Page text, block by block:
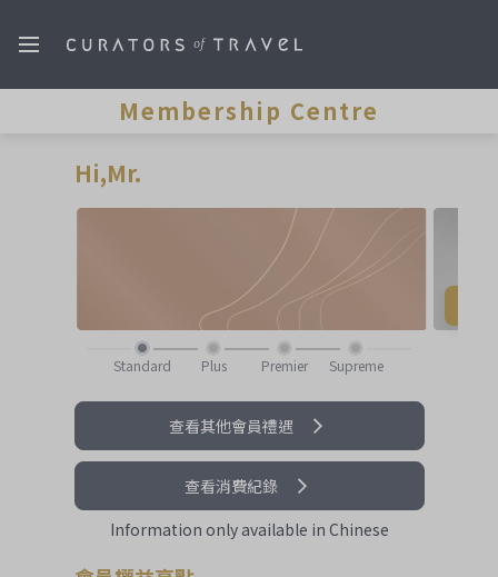
Membership Centre
Hi,Mr.
查看其他會員禮遇
查看消費紀錄
Information only available in Chinese